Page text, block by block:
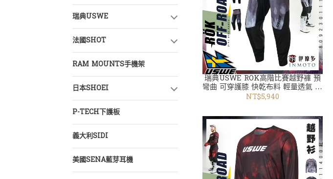
瑞典USWE
法國SHOT
RAM MOUNTS手機架
日本SHOEI
P-TECH下護板
義大利SIDI
美國SENA藍芽耳機
瑞典USWE ROK高階比賽越野褲 預
彎曲 可穿護膝 快乾布料 輕量透氣 微
彈性80923011101灰 共3色 越野衣褲
NT$5,940